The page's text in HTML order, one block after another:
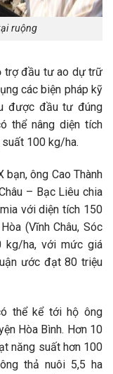
ruộng
trợ đầu tư ao dự trữ
các biện pháp kỹ
được đầu tư đúng
thể nâng diện tích
100 kg/ha.
bạn, ông Cao Thành
– Bạc Liêu chia
với diện tích 150
(Vĩnh Châu, Sóc
kg/ha, với mức giá
ước đạt 80 triệu
thể kể tới hộ ông
Hòa Bình. Hơn 10
năng suất hơn 100
thả nuôi 5,5 ha